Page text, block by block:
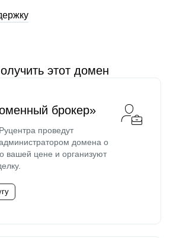
этот домен
брокер»
проведут
домена о
вашей цене и организуют